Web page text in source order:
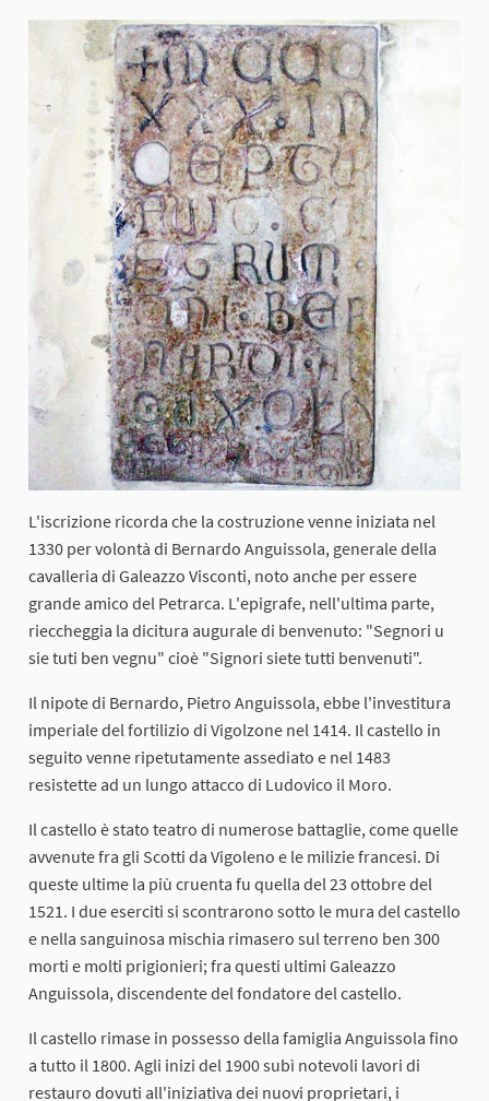
L'iscrizione ricorda che la costruzione venne iniziata nel
1330 per volontà di Bernardo Anguissola, generale della
cavalleria di Galeazzo Visconti, noto anche per essere
grande amico del Petrarca. L'epigrafe, nell'ultima parte,
rieccheggia la dicitura augurale di benvenuto: "Segnori u
sie tuti ben vegnu" cioè "Signori siete tutti benvenuti".
Il nipote di Bernardo, Pietro Anguissola, ebbe l'investitura
imperiale del fortilizio di Vigolzone nel 1414. Il castello in
seguito venne ripetutamente assediato e nel 1483
resistette ad un lungo attacco di Ludovico il Moro.
Il castello è stato teatro di numerose battaglie, come quelle
avvenute fra gli Scotti da Vigoleno e le milizie francesi. Di
queste ultime la più cruenta fu quella del 23 ottobre del
1521. I due eserciti si scontrarono sotto le mura del castello
e nella sanguinosa mischia rimasero sul terreno ben 300
morti e molti prigionieri; fra questi ultimi Galeazzo
Anguissola, discendente del fondatore del castello.
Il castello rimase in possesso della famiglia Anguissola fino
a tutto il 1800. Agli inizi del 1900 subì notevoli lavori di
restauro dovuti all'iniziativa dei nuovi proprietari, i